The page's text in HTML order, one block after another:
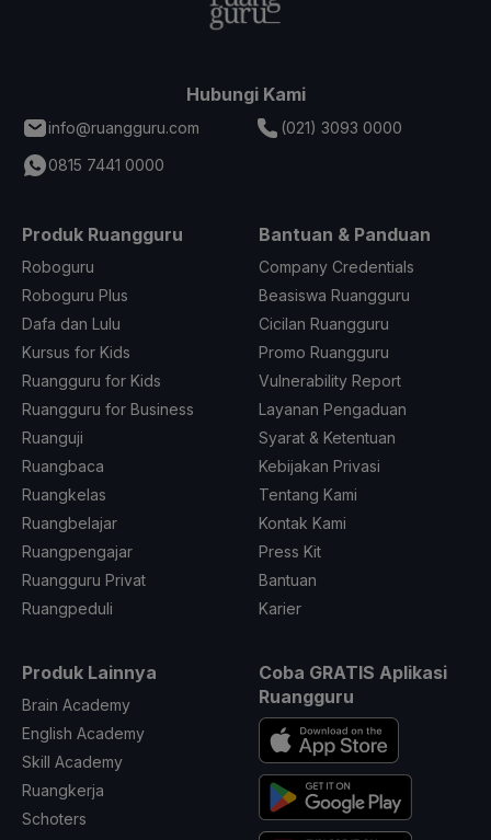
Hubungi Kami
info@ruangguru.com
(021) 3093 0000
0815 7441 0000
Produk Ruangguru
Roboguru
Roboguru Plus
Dafa dan Lulu
Kursus for Kids
Ruangguru for Kids
Ruangguru for Business
Ruanguji
Ruangbaca
Ruangkelas
Ruangbelajar
Ruangpengajar
Ruangguru Privat
Ruangpeduli
Bantuan & Panduan
Company Credentials
Beasiswa Ruangguru
Cicilan Ruangguru
Promo Ruangguru
Vulnerability Report
Layanan Pengaduan
Syarat & Ketentuan
Kebijakan Privasi
Tentang Kami
Kontak Kami
Press Kit
Bantuan
Karier
Produk Lainnya
Brain Academy
English Academy
Skill Academy
Ruangkerja
Schoters
Coba GRATIS Aplikasi
Ruangguru